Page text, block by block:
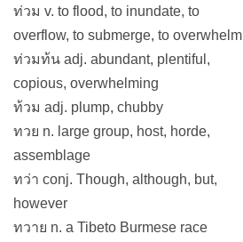
ท่วม v. to flood, to inundate, to
overflow, to submerge, to overwhelm
ท่วมท้น adj. abundant, plentiful,
copious, overwhelming
ท้วม adj. plump, chubby
ทวย n. large group, host, horde,
assemblage
ทว่า conj. Though, although, but,
however
ทวาย n. a Tibeto Burmese race